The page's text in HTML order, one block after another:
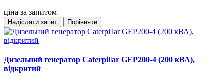
ціна за запитом
Надіслати запит Порівняти
Дизельний генератор Caterpillar GEP200-4 (200 кВА),
відкритий